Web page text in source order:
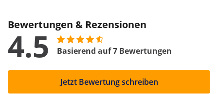
Bewertungen & Rezensionen
4.5 Basierend auf 7 Bewertungen
Jetzt Bewertung schreiben